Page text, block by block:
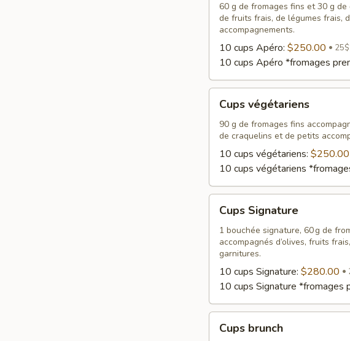
60 g de fromages fins et 30 g de
de fruits frais, de légumes frais,
accompagnements.
10 cups Apéro: $250.00
10 cups Apéro *fromages
végétariens
Cups végétariens
90 g de fromages fins
de craquelins et de petits
10 cups végétariens: $250.00
10 cups végétariens
Signature
Cups Signature
1 bouchée signature, 60 g de
accompagnés d’olives, fruits
garnitures.
10 cups Signature: $280.00
10 cups Signature *fromages
brunch
Cups brunch